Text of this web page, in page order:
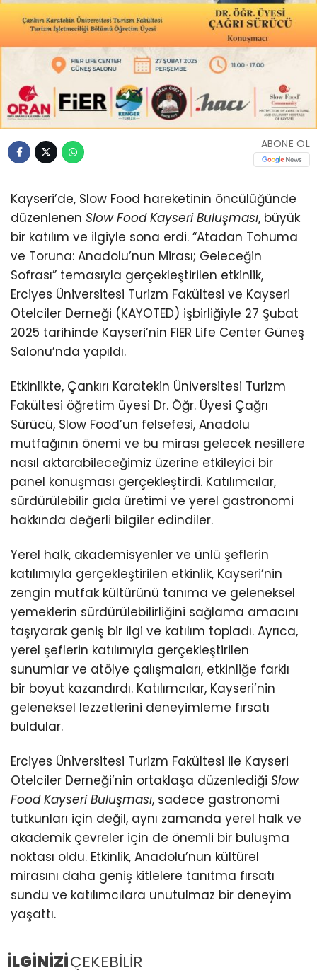
ABONE OL
Kayseri’de, Slow Food hareketinin öncülüğünde
düzenlenen Slow Food Kayseri Buluşması, büyük
bir katılım ve ilgiyle sona erdi. “Atadan Tohuma
ve Toruna: Anadolu’nun Mirası; Geleceğin
Sofrası” temasıyla gerçekleştirilen etkinlik,
Erciyes Üniversitesi Turizm Fakültesi ve Kayseri
Otelciler Derneği (KAYOTED) işbirliğiyle 27 Şubat
2025 tarihinde Kayseri’nin FIER Life Center Güneş
Salonu’nda yapıldı.
Etkinlikte, Çankırı Karatekin Üniversitesi Turizm
Fakültesi öğretim üyesi Dr. Öğr. Üyesi Çağrı
Sürücü, Slow Food’un felsefesi, Anadolu
mutfağının önemi ve bu mirası gelecek nesillere
nasıl aktarabileceğimiz üzerine etkileyici bir
panel konuşması gerçekleştirdi. Katılımcılar,
sürdürülebilir gıda üretimi ve yerel gastronomi
hakkında değerli bilgiler edindiler.
Yerel halk, akademisyenler ve ünlü şeflerin
katılımıyla gerçekleştirilen etkinlik, Kayseri’nin
zengin mutfak kültürünü tanıma ve geleneksel
yemeklerin sürdürülebilirliğini sağlama amacını
taşıyarak geniş bir ilgi ve katılım topladı. Ayrıca,
yerel şeflerin katılımıyla gerçekleştirilen
sunumlar ve atölye çalışmaları, etkinliğe farklı
bir boyut kazandırdı. Katılımcılar, Kayseri’nin
geleneksel lezzetlerini deneyimleme fırsatı
buldular.
Erciyes Üniversitesi Turizm Fakültesi ile Kayseri
Otelciler Derneği’nin ortaklaşa düzenlediği Slow
Food Kayseri Buluşması, sadece gastronomi
tutkunları için değil, aynı zamanda yerel halk ve
akademik çevreler için de önemli bir buluşma
noktası oldu. Etkinlik, Anadolu’nun kültürel
mirasını daha geniş kitlelere tanıtma fırsatı
sundu ve katılımcılara unutulmaz bir deneyim
yaşattı.
İLGİNİZİÇEKEBİLİR